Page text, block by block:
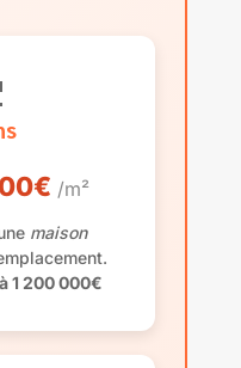
/m²
maison
1 200 000€